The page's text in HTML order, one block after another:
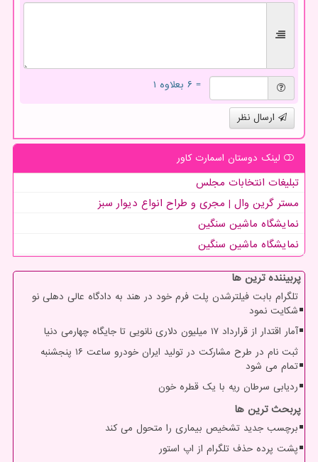
= ۶ بعلاوه ۱
ارسال نظر
لینک دوستان اسمارت كاور
تبلیغات انتخابات مجلس
مستر گرین وال | مجری و طراح انواع دیوار سبز
نمایشگاه ماشین سنگین
نمایشگاه ماشین سنگین
پربیننده ترین ها
تلگرام بابت فیلترشدن پلت فرم خود در هند به دادگاه عالی دهلی نو
شکایت نمود
آمار اقتدار از قرارداد ۱۷ میلیون دلاری نانویی تا جایگاه چهارمی دنیا
ثبت نام در طرح مشارکت در تولید ایران خودرو ساعت ۱۶ پنجشنبه
تمام می شود
ردیابی سرطان ریه با یک قطره خون
پربحث ترین ها
برچسب جدید تشخیص بیماری را متحول می کند
پشت پرده حذف تلگرام از اپ استور